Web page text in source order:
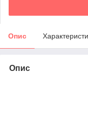
Опис
Опис